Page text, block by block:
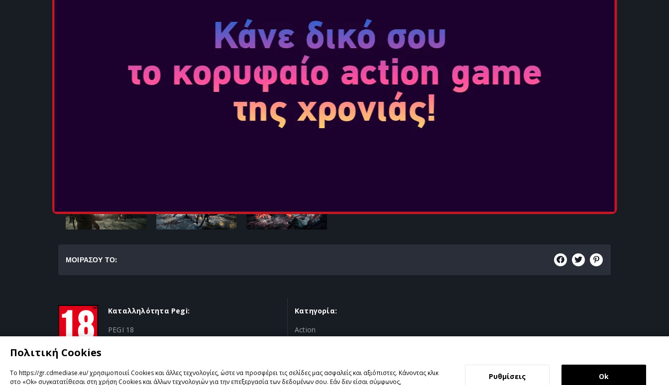
Εκδότης
ΜΟΙΡΑΣΟΥ ΤΟ:
Καταλληλότητα Pegi:
PEGI 18
Κατηγορία:
Action
Πολιτική Cookies
Το https://gr.cdmediase.eu/ χρησιμοποιεί Cookies και άλλες τεχνολογίες, ώστε να προσφέρει τις σελίδες μας ασφαλείς και αξιόπιστες. Κάνοντας κλικ
στο «Ok» συγκατατίθεσαι στη χρήση Cookies και άλλων τεχνολογιών για την επεξεργασία των δεδομένων σου. Εάν δεν είσαι σύμφωνος,
Ρυθμίσεις Ok